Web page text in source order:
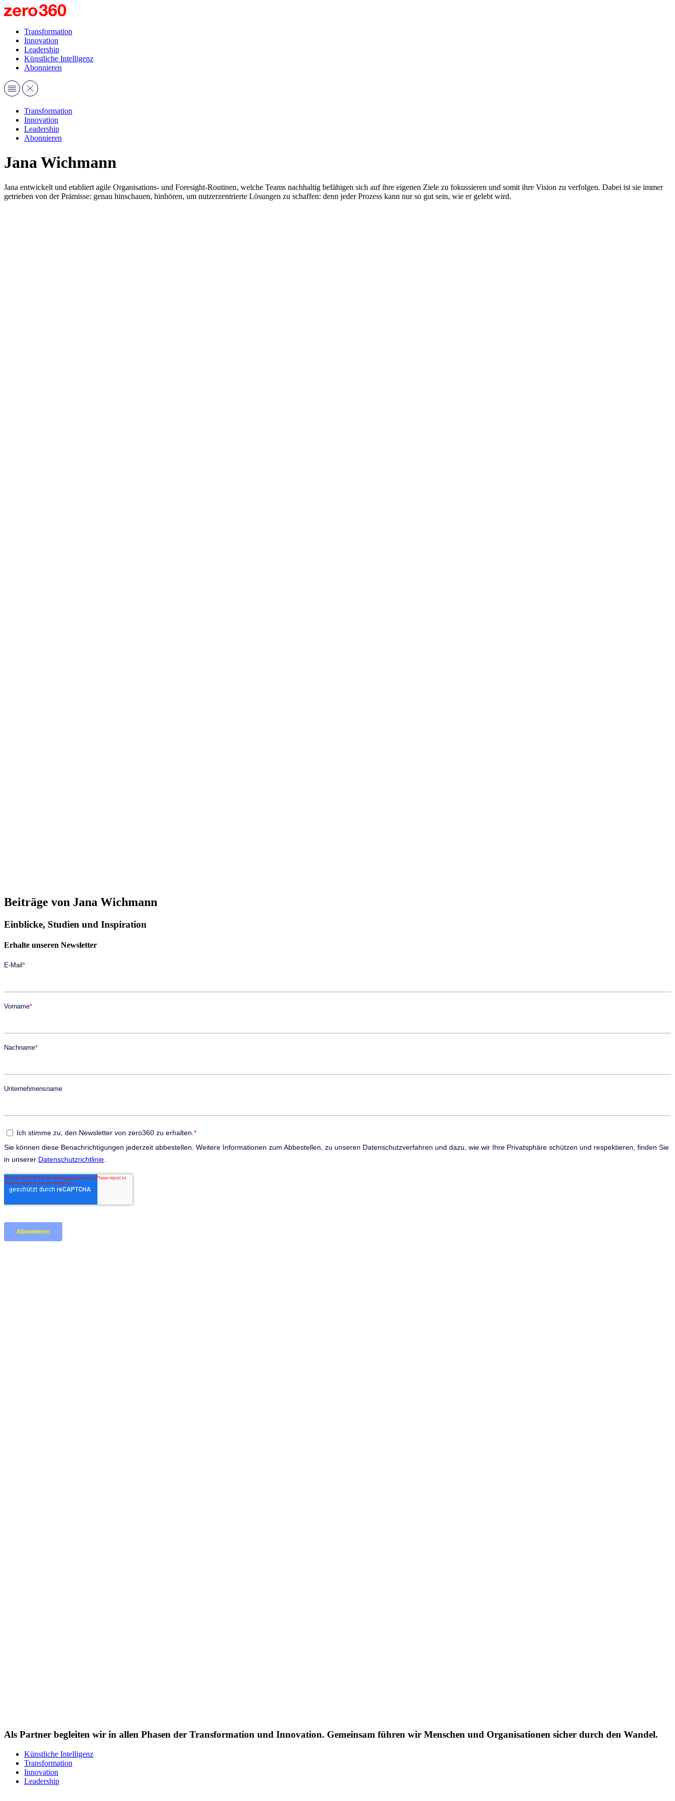
Transformation
Innovation
Leadership
Künstliche Intelligenz
Abonnieren
Transformation
Innovation
Leadership
Abonnieren
Jana Wichmann
Jana entwickelt und etabliert agile Organisations- und Foresight-Routinen, welche Teams nachhaltig befähigen sich auf ihre eigenen Ziele zu fokussieren und somit ihre Vision zu verfolgen. Dabei ist sie immer
getrieben von der Prämisse: genau hinschauen, hinhören, um nutzerzentrierte Lösungen zu schaffen: denn jeder Prozess kann nur so gut sein, wie er gelebt wird.
Beiträge von Jana Wichmann
Einblicke, Studien und Inspiration
Erhalte unseren Newsletter
Als Partner begleiten wir in allen Phasen der Transformation und Innovation. Gemeinsam führen wir Menschen und Organisationen sicher durch den Wandel.
Künstliche Intelligenz
Transformation
Innovation
Leadership